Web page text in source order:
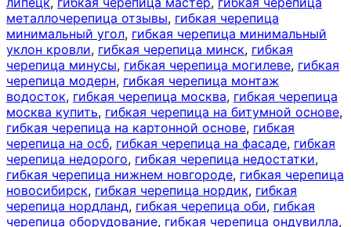
металлочерепица отзывы, гибкая черепица
минимальный угол, гибкая черепица минимальный
уклон кровли, гибкая черепица минск, гибкая
черепица минусы, гибкая черепица могилеве, гибкая
черепица модерн, гибкая черепица монтаж
водосток, гибкая черепица москва, гибкая черепица
москва купить, гибкая черепица на битумной основе,
гибкая черепица на картонной основе, гибкая
черепица на осб, гибкая черепица на фасаде, гибкая
черепица недорого, гибкая черепица недостатки,
гибкая черепица нижнем новгороде, гибкая черепица
новосибирск, гибкая черепица нордик, гибкая
черепица нордланд, гибкая черепица оби, гибкая
черепица оборудование, гибкая черепица ондувилла,